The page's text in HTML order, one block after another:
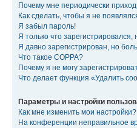
Почему мне периодически
Как сделать, чтобы я не
Я забыл пароль!
Я только что зарегистрировался,
Я давно зарегистрирован, но
Что такое COPPA?
Почему я не могу
Что делает функция «Удалить
Параметры и настройки
Как мне изменить мои настройки?
На конференции неправильное